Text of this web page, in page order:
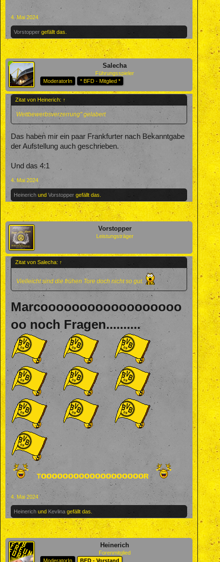
4. Mai 2024
Vorstopper gefällt das.
Salecha
Führungsspieler
ModeratorIn
* BFD - Mitglied *
Zitat von Heinerich: ↑
Wettbewerbsverzerrung" gelabert
Das haben mir ein paar Frankfurter nach Bekanntgabe
der Aufstellung auch geschrieben.
Und das 4:1
4. Mai 2024
Heinerich und Vorstopper gefällt das.
Vorstopper
Leistungsträger
Zitat von Salecha: ↑
Vielleicht sind die frühen Tore doch nicht so gut.
Marcoooooooooooooooooo
oo noch Fragen..........
4. Mai 2024
Heinerich und Kevlina gefällt das.
Heinerich
Forenmitglied
ModeratorIn
BFD - Vorstand